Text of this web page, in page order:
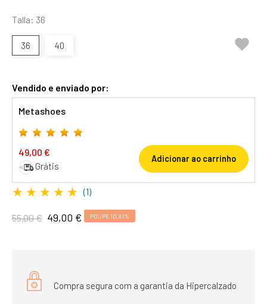
Talla: 36
36 40 
Vendido e enviado por:
Metashoes
49,00 €
Grátis
Adicionar ao carrinho
★ ★ ★ ★ ★ (1)
55,00 € 49,00 € POUPE 10,91%
Compra segura com a garantia da Hipercalzado